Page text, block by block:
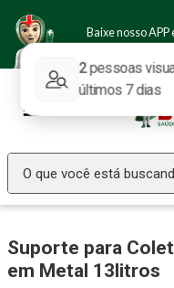
Baixe nosso
O que você está
Suporte para
em Metal 13litros
1º Seringa Insulina
2º Fralda Geriatrica